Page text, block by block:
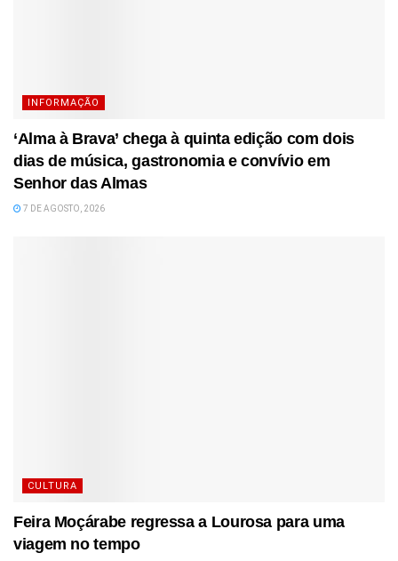
INFORMAÇÃO
‘Alma à Brava’ chega à quinta edição com dois
dias de música, gastronomia e convívio em
Senhor das Almas
7 DE AGOSTO, 2026
CULTURA
Feira Moçárabe regressa a Lourosa para uma
viagem no tempo